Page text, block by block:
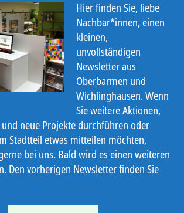
Hier finden Sie, liebe
Nachbar*innen, einen
kleinen,
unvollständigen
Newsletter aus
Oberbarmen und
Wichlinghausen. Wenn
Sie weitere Aktionen,
neue Projekte durchführen oder
Stadtteil etwas mitteilen möchten,
bei uns. Bald wird es einen weiteren
Den vorherigen Newsletter finden Sie